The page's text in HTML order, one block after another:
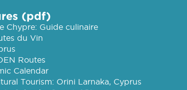
(pdf)
Chypre: Guide culinaire
du Vin
Routes
Calendar
Tourism: Orini Larnaka, Cyprus